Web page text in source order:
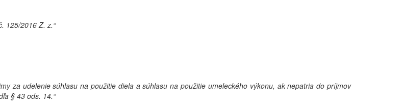
125/2016 Z. z.“
za udelenie súhlasu na použitie diela a súhlasu na použitie umeleckého výkonu, ak nepatria do príjmov
§ 43 ods. 14.“